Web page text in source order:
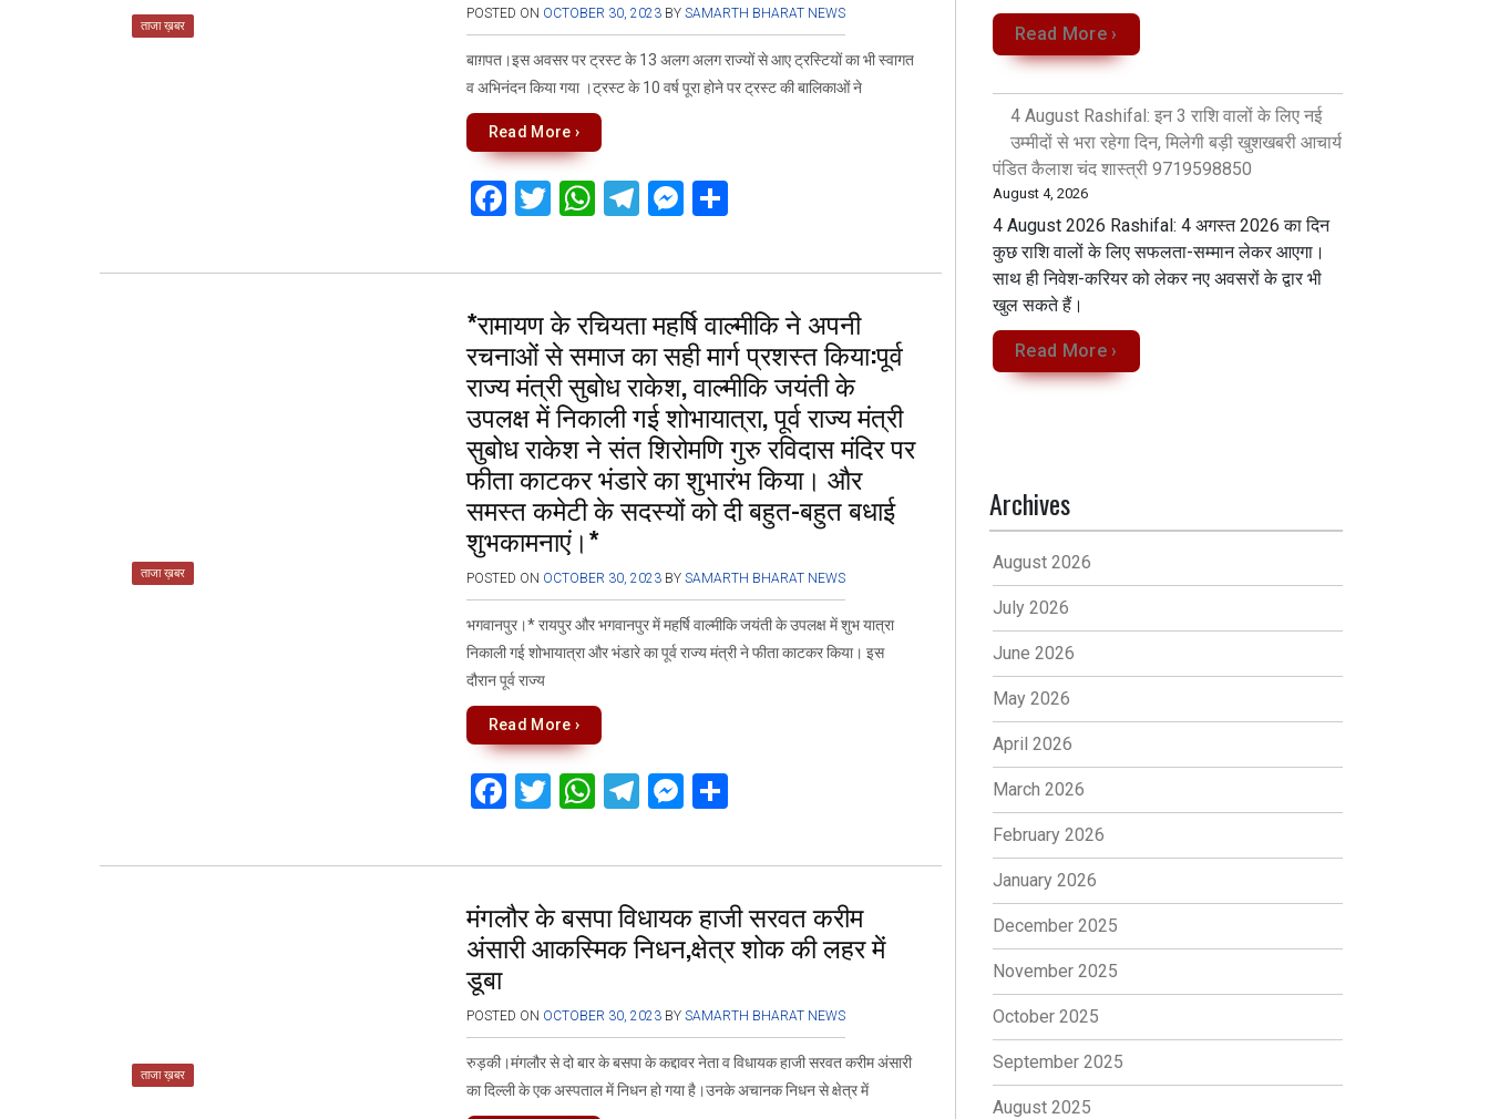
ताजा ख़बर
POSTED ON OCTOBER 30, 2023BY SAMARTH BHARAT NEWS
बाग़पत।इस अवसर पर ट्रस्ट के 13 अलग अलग राज्यों से आए ट्रस्टियों का भी स्वागत
व अभिनंदन किया गया ।ट्रस्ट के 10 वर्ष पूरा होने पर ट्रस्ट की बालिकाओं ने
Read More ›
F
ce
o
o
k
T
tt
er
W
at
s
A
p
p
T
e
a
m
M
se
n
g
er
S
ar
e
ताजा ख़बर
*रामायण के रचियता महर्षि वाल्मीकि ने अपनी
रचनाओं से समाज का सही मार्ग प्रशस्त किया:पूर्व
राज्य मंत्री सुबोध राकेश, वाल्मीकि जयंती के
उपलक्ष में निकाली गई शोभायात्रा, पूर्व राज्य मंत्री
सुबोध राकेश ने संत शिरोमणि गुरु रविदास मंदिर पर
फीता काटकर भंडारे का शुभारंभ किया। और
समस्त कमेटी के सदस्यों को दी बहुत-बहुत बधाई
शुभकामनाएं।*
POSTED ON OCTOBER 30, 2023BY SAMARTH BHARAT NEWS
भगवानपुर।* रायपुर और भगवानपुर में महर्षि वाल्मीकि जयंती के उपलक्ष में शुभ यात्रा
निकाली गई शोभायात्रा और भंडारे का पूर्व राज्य मंत्री ने फीता काटकर किया। इस
दौरान पूर्व राज्य
Read More ›
F
ce
b
o
o
k
T
tt
W
at
A
p
p
T
e
a
m
M
se
g
er
S
ar
e
ताजा ख़बर
मंगलौर के बसपा विधायक हाजी सरवत करीम
अंसारी आकस्मिक निधन,क्षेत्र शोक की लहर में
डूबा
POSTED ON OCTOBER 30, 2023BY SAMARTH BHARAT NEWS
रुड़की।मंगलौर से दो बार के बसपा के कद्दावर नेता व विधायक हाजी सरवत करीम अंसारी
का दिल्ली के एक अस्पताल में निधन हो गया है।उनके अचानक निधन से क्षेत्र में
Read More ›
4 August Rashifal: इन 3 राशि वालों के लिए नई
उम्मीदों से भरा रहेगा दिन, मिलेगी बड़ी खुशखबरी आचार्य
पंडित कैलाश चंद शास्त्री 9719598850
August 4, 2026
4 August 2026 Rashifal: 4 अगस्त 2026 का दिन
कुछ राशि वालों के लिए सफलता-सम्मान लेकर आएगा।
साथ ही निवेश-करियर को लेकर नए अवसरों के द्वार भी
खुल सकते हैं।
Read More ›
Archives
August 2026
July 2026
June 2026
May 2026
April 2026
March 2026
February 2026
January 2026
December 2025
November 2025
October 2025
September 2025
August 2025